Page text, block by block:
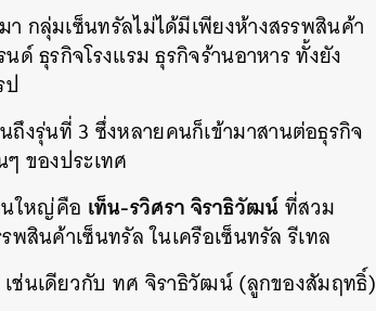
กลุ่มเซ็นทรัลไม่ได้มีเพียงห้างสรรพสินค้า
ธุรกิจโรงแรม ธุรกิจร้านอาหาร ทั้งยัง
งรุ่นที่ 3 ซึ่งหลายคนก็เข้ามาสานต่อธุรกิจ
ของประเทศ
นใหญ่คือ เท็น-รวิศรา จิราธิวัฒน์ที่สวม
สินค้าเซ็นทรัล ในเครือเซ็นทรัล รีเทล
ช่นเดียวกับ ทศ จิราธิวัฒน์ (ลูกของสัมฤทธิ์)